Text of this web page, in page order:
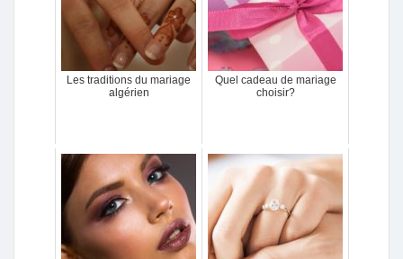
Les traditions du mariage
algérien
Quel cadeau de mariage
choisir?